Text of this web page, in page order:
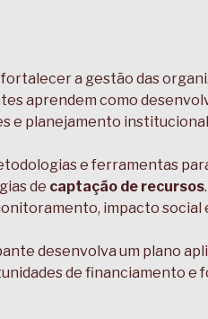
a gestão das
aprendem como
e planejamento
e ferramentas
de captação de recursos
impacto social
desenvolva um plano
de financiamento e